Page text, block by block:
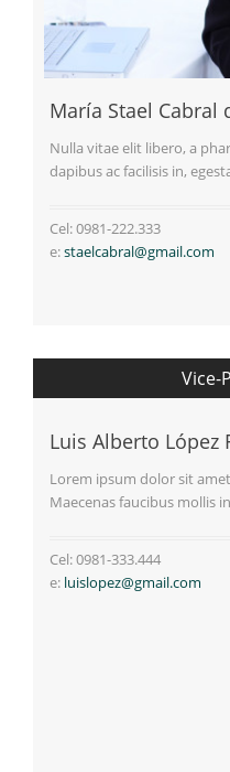
María Stael Cabral
Nulla vitae elit libero, a
dapibus ac facilisis in,
Cel: 0981-222.333
e:staelcabral@gmail.com
Vice-
Luis Alberto López
Lorem ipsum dolor sit
Maecenas faucibus mollis
Cel: 0981-333.444
e: luislopez@gmail.com